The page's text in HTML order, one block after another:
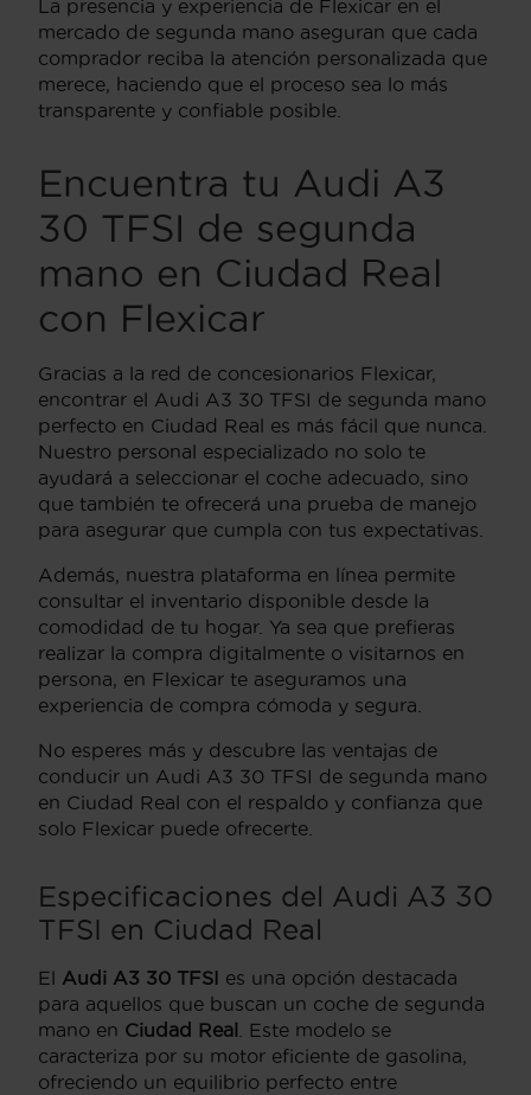
La presencia y experiencia de Flexicar en el
mercado de segunda mano aseguran que cada
comprador reciba la atención personalizada que
merece, haciendo que el proceso sea lo más
transparente y confiable posible.
Encuentra tu Audi A3
30 TFSI de segunda
mano en Ciudad Real
con Flexicar
Gracias a la red de concesionarios Flexicar,
encontrar el Audi A3 30 TFSI de segunda mano
perfecto en Ciudad Real es más fácil que nunca.
Nuestro personal especializado no solo te
ayudará a seleccionar el coche adecuado, sino
que también te ofrecerá una prueba de manejo
para asegurar que cumpla con tus expectativas.
Además, nuestra plataforma en línea permite
consultar el inventario disponible desde la
comodidad de tu hogar. Ya sea que prefieras
realizar la compra digitalmente o visitarnos en
persona, en Flexicar te aseguramos una
experiencia de compra cómoda y segura.
No esperes más y descubre las ventajas de
conducir un Audi A3 30 TFSI de segunda mano
en Ciudad Real con el respaldo y confianza que
solo Flexicar puede ofrecerte.
Especificaciones del Audi A3 30
TFSI en Ciudad Real
El Audi A3 30 TFSI
es una opción destacada
para aquellos que buscan un coche de segunda
mano en Ciudad Real
. Este modelo se
caracteriza por su motor eficiente de gasolina,
ofreciendo un equilibrio perfecto entre